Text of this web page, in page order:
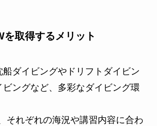
を取得するメリット
ダイビングやドリフトダイビン
ビングなど、多彩なダイビング環
それぞれの海況や講習内容に合わ